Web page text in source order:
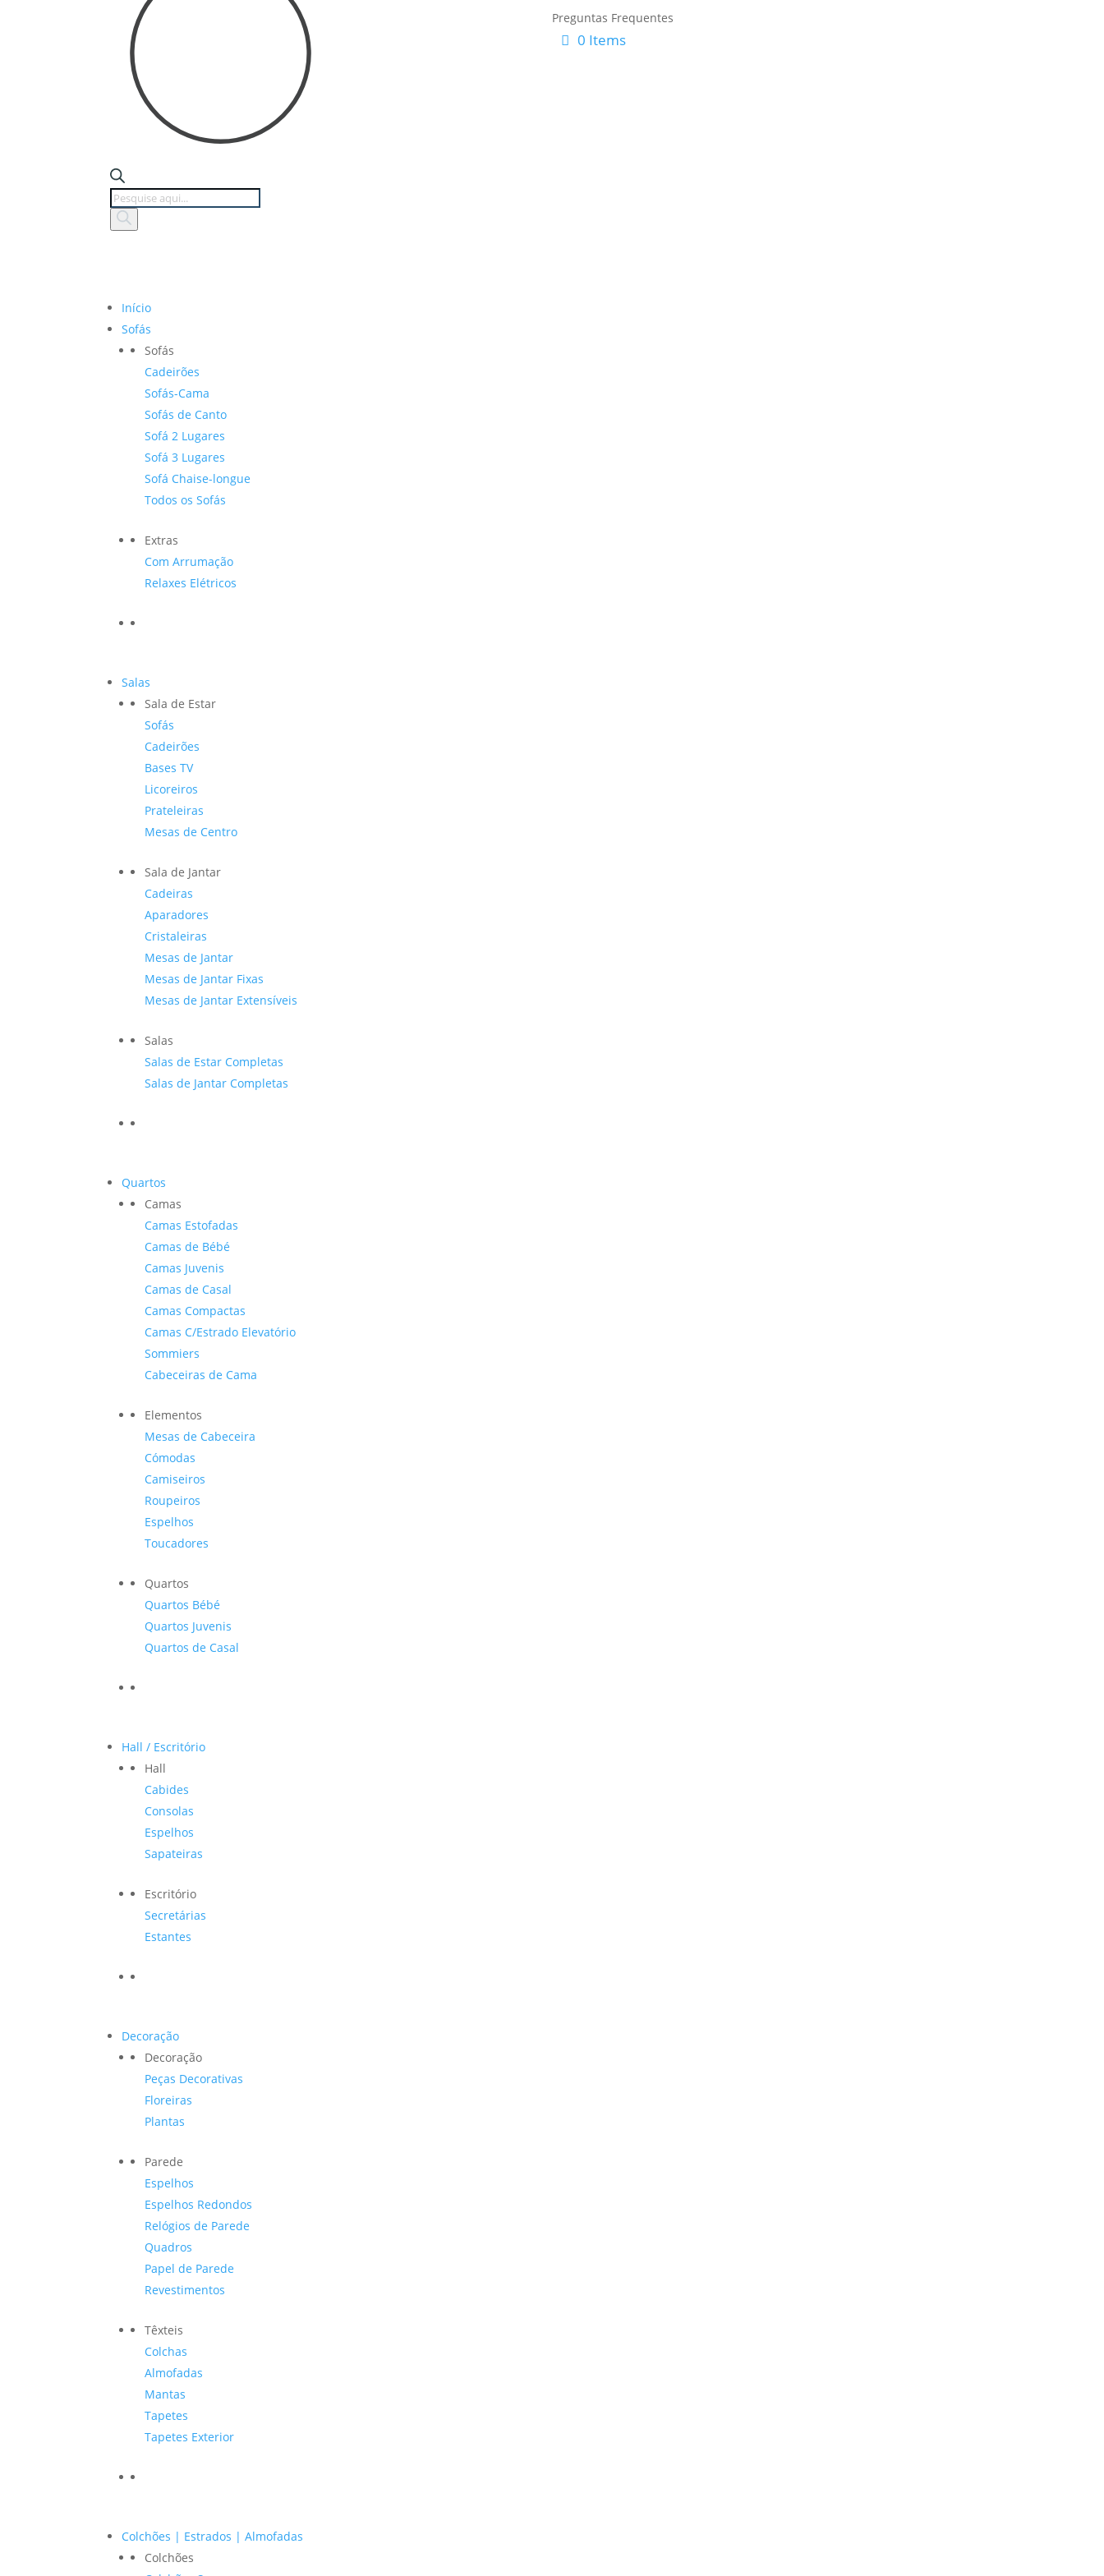
Products
search
Preguntas Frequentes
0 Items
Início
Sofás
Sofás
Cadeirões
Sofás-Cama
Sofás de Canto
Sofá 2 Lugares
Sofá 3 Lugares
Sofá Chaise-longue
Todos os Sofás
Extras
Com Arrumação
Relaxes Elétricos
Salas
Sala de Estar
Sofás
Cadeirões
Bases TV
Licoreiros
Prateleiras
Mesas de Centro
Sala de Jantar
Cadeiras
Aparadores
Cristaleiras
Mesas de Jantar
Mesas de Jantar Fixas
Mesas de Jantar Extensíveis
Salas
Salas de Estar Completas
Salas de Jantar Completas
Quartos
Camas
Camas Estofadas
Camas de Bébé
Camas Juvenis
Camas de Casal
Camas Compactas
Camas C/Estrado Elevatório
Sommiers
Cabeceiras de Cama
Elementos
Mesas de Cabeceira
Cómodas
Camiseiros
Roupeiros
Espelhos
Toucadores
Quartos
Quartos Bébé
Quartos Juvenis
Quartos de Casal
Hall / Escritório
Hall
Cabides
Consolas
Espelhos
Sapateiras
Escritório
Secretárias
Estantes
Decoração
Decoração
Peças Decorativas
Floreiras
Plantas
Parede
Espelhos
Espelhos Redondos
Relógios de Parede
Quadros
Papel de Parede
Revestimentos
Têxteis
Colchas
Almofadas
Mantas
Tapetes
Tapetes Exterior
Colchões | Estrados | Almofadas
Colchões